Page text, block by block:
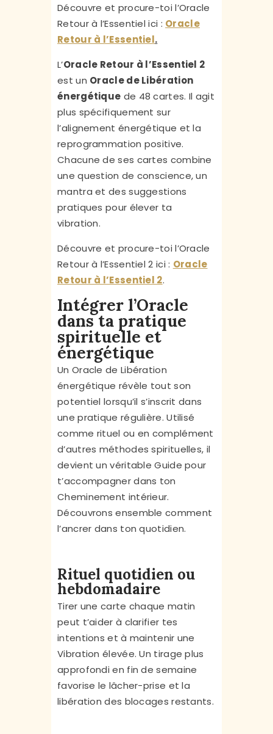
Découvre et procure-toi l’Oracle
Retour à l’Essentiel ici : Oracle
Retour à l’Essentiel.
L’Oracle Retour à l’Essentiel 2
est un Oracle de Libération
énergétique de 48 cartes. Il agit
plus spécifiquement sur
l’alignement énergétique et la
reprogrammation positive.
Chacune de ses cartes combine
une question de conscience, un
mantra et des suggestions
pratiques pour élever ta
vibration.
Découvre et procure-toi l’Oracle
Retour à l’Essentiel 2 ici : Oracle
Retour à l’Essentiel 2.
Intégrer l’Oracle
dans ta pratique
spirituelle et
énergétique
Un Oracle de Libération
énergétique révèle tout son
potentiel lorsqu’il s’inscrit dans
une pratique régulière. Utilisé
comme rituel ou en complément
d’autres méthodes spirituelles, il
devient un véritable Guide pour
t’accompagner dans ton
Cheminement intérieur.
Découvrons ensemble comment
l’ancrer dans ton quotidien.
Rituel quotidien ou
hebdomadaire
Tirer une carte chaque matin
peut t’aider à clarifier tes
intentions et à maintenir une
Vibration élevée. Un tirage plus
approfondi en fin de semaine
favorise le lâcher-prise et la
libération des blocages restants.